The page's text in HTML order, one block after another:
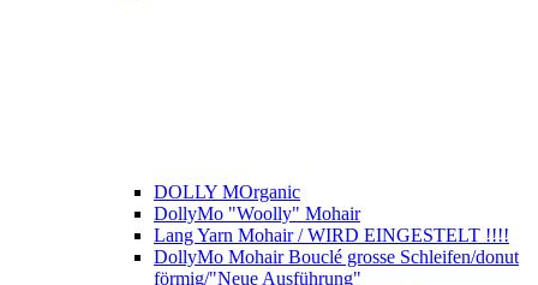
DOLLY MOrganic
DollyMo "Woolly" Mohair
Lang Yarn Mohair / WIRD EINGESTELT !!!!
DollyMo Mohair Bouclé grosse Schleifen/donut
förmig/"Neue Ausführung"